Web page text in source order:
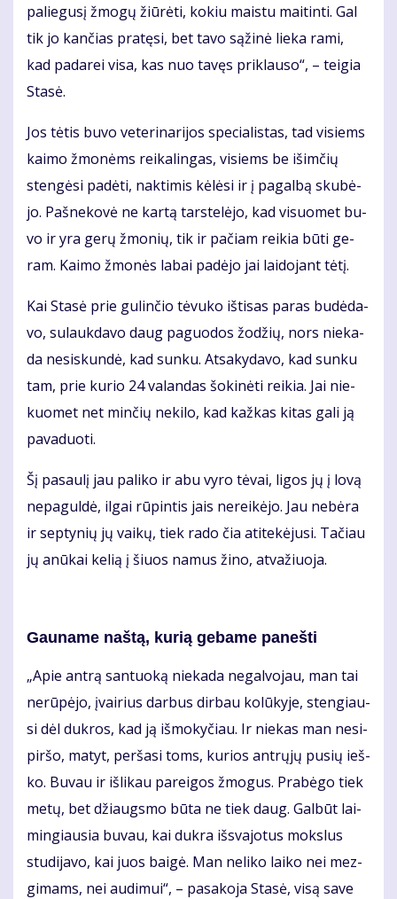
pa­lie­gu­sį žmo­gų žiū­rė­ti, ko­kiu mais­tu mai­tin­ti. Gal
tik jo kan­čias pra­tę­si, bet ta­vo są­ži­nė lie­ka ra­mi,
kad pa­da­rei vi­sa, kas nuo ta­vęs pri­klau­so“, – tei­gia
Sta­sė.
Jos tė­tis bu­vo ve­te­ri­na­ri­jos spe­cia­lis­tas, tad vi­siems
kai­mo žmo­nėms rei­ka­lin­gas, vi­siems be iš­im­čių
sten­gė­si pa­dė­ti, nak­ti­mis kė­lė­si ir į pa­gal­bą sku­bė­
jo. Pa­šne­ko­vė ne kar­tą tars­te­lė­jo, kad vi­suo­met bu­
vo ir yra ge­rų žmo­nių, tik ir pa­čiam rei­kia bū­ti ge­
ram. Kai­mo žmo­nės la­bai pa­dė­jo jai lai­do­jant tė­tį.
Kai Sta­sė prie gu­lin­čio tė­vu­ko iš­ti­sas pa­ras bu­dė­da­
vo, su­lauk­da­vo daug pa­guo­dos žo­džių, nors nie­ka­
da ne­si­skun­dė, kad sun­ku. At­sa­ky­da­vo, kad sun­ku
tam, prie ku­rio 24 va­lan­das šo­ki­nė­ti rei­kia. Jai nie­
kuo­met net min­čių ne­ki­lo, kad kaž­kas ki­tas ga­li ją
pa­va­duo­ti.
Šį pa­sau­lį jau pa­li­ko ir abu vy­ro tė­vai, li­gos jų į lo­vą
ne­pa­gul­dė, il­gai rū­pin­tis jais ne­rei­kė­jo. Jau ne­bė­ra
ir sep­ty­nių jų vai­kų, tiek ra­do čia ati­te­kė­ju­si. Ta­čiau
jų anū­kai ke­lią į šiuos na­mus ži­no, at­va­žiuo­ja.
Gau­na­me naš­tą, ku­rią ge­ba­me pa­neš­ti
„Apie an­trą san­tuo­ką nie­ka­da ne­gal­vo­jau, man tai
ne­rū­pė­jo, įvai­rius dar­bus dir­bau ko­lū­ky­je, sten­giau­
si dėl duk­ros, kad ją iš­mo­ky­čiau. Ir nie­kas man ne­si­
pir­šo, ma­tyt, per­ša­si toms, ku­rios ant­rų­jų pu­sių ieš­
ko. Bu­vau ir iš­li­kau pa­rei­gos žmo­gus. Pra­bė­go tiek
me­tų, bet džiaugs­mo bū­ta ne tiek daug. Gal­būt lai­
min­giau­sia bu­vau, kai duk­ra iš­sva­jo­tus moks­lus
stu­di­ja­vo, kai juos bai­gė. Man ne­li­ko lai­ko nei mez­
gi­mams, nei au­di­mui“, – pa­sa­ko­ja Sta­sė, vi­są sa­ve